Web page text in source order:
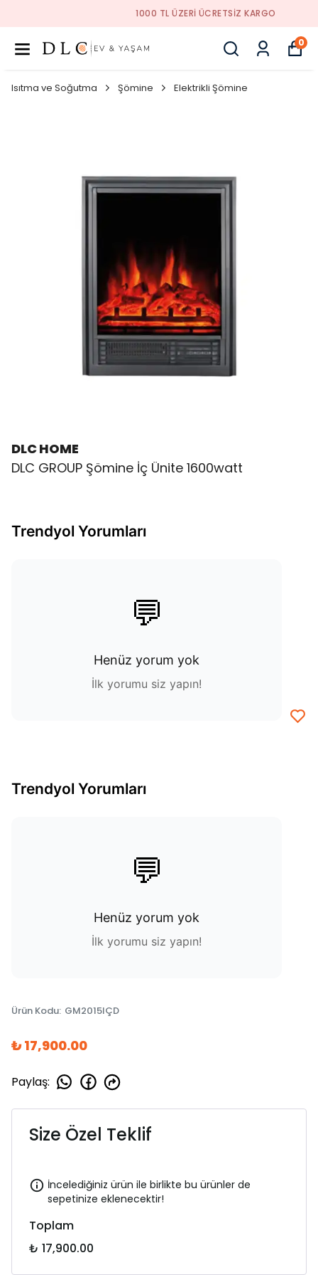
1000 TL ÜZERI ÜCRETSIZ KARGO
0
Isıtma ve Soğutma Şömine Elektrikli Şömine
DLC HOME
DLC GROUP Şömine İç Ünite 1600watt
Trendyol Yorumları
💬
Henüz yorum yok
İlk yorumu siz yapın!
Trendyol Yorumları
💬
Henüz yorum yok
İlk yorumu siz yapın!
Ürün Kodu: GM2015IÇD
₺ 17,900.00
Paylaş:
Size Özel Teklif
İncelediğiniz ürün ile birlikte bu ürünler de
sepetinize eklenecektir!
Toplam
₺ 17,900.00